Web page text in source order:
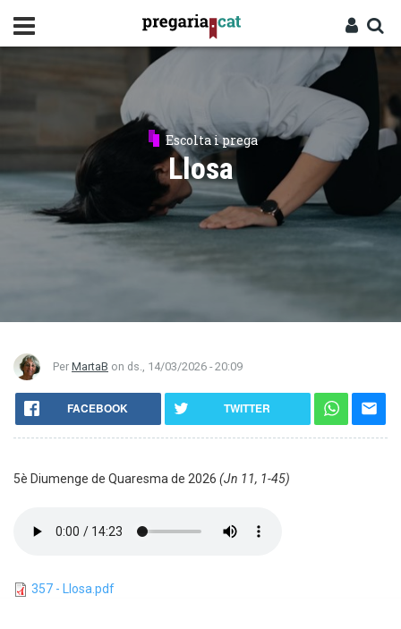
contingut
Entra
Escolta i prega
Llosa
Per MartaB on ds., 14/03/2026 - 20:09
FACEBOOK TWITTER
5è Diumenge de Quaresma de 2026 (Jn 11, 1-45)
357 - Llosa.pdf